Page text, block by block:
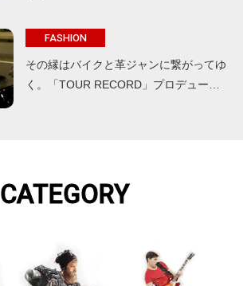
FASHION
その縁はバイクと革ジャンに繋がってゆ
く。「TOUR RECORD」プロデュー…
CATEGORY